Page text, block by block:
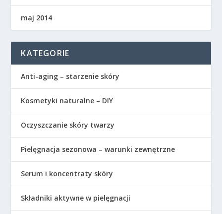
maj 2014
KATEGORIE
Anti-aging – starzenie skóry
Kosmetyki naturalne – DIY
Oczyszczanie skóry twarzy
Pielęgnacja sezonowa – warunki zewnętrzne
Serum i koncentraty skóry
Składniki aktywne w pielęgnacji